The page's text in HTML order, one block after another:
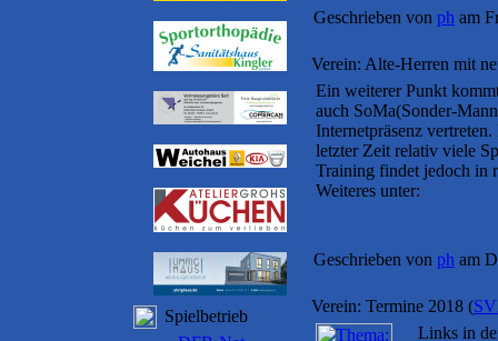
Spielbetrieb
Geschrieben von ph am
Verein: Alte-Herren mit
Ein weiterer Punkt
auch SoMa(Sonder-
Internetpräsenz
letzter Zeit relativ viele
Training findet jedoch in
Weiteres unter:
Geschrieben von ph am
Verein: Termine 2018 (
Links in